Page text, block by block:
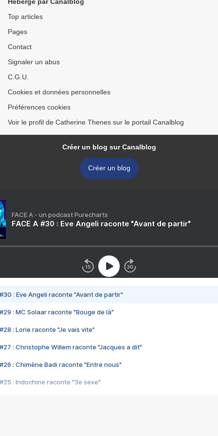
Top articles
Pages
Contact
Signaler un abus
C.G.U.
Cookies et données personnelles
Préférences cookies
Voir le profil de Catherine Thenes sur le portail Canalblog
Créer un blog sur Canalblog
Créer un blog
FACE A - un podcast Purecharts
FACE A #30 : Eve Angeli raconte "Avant de partir"
#30 : Eve Angeli raconte "Avant de partir"
#29 : MC Solaar raconte "Bouge de là"
#28 : Lorie raconte "Je vais vite"
#27 : Christophe Willem raconte "Jacques a dit"
#26 : Chimène Badi raconte "Entre nous"
#25 : Indochine raconte "3e sexe"